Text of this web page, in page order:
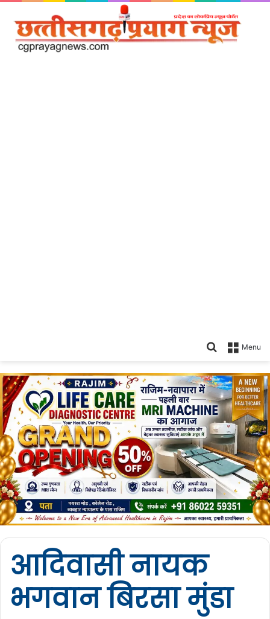
Menu
Search
आदिवासी नायक
भगवान बिरसा मुंडा